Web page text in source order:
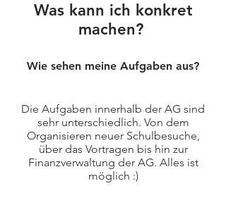
Was kann ich konkret
machen?
Wie sehen meine Aufgaben aus?
Die Aufgaben innerhalb der AG sind
sehr unterschiedlich. Von dem
Organisieren neuer Schulbesuche,
über das Vortragen bis hin zur
Finanzverwaltung der AG. Alles ist
möglich :)